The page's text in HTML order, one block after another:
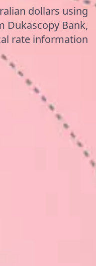
dollars using
Dukascopy Bank,
rate information.